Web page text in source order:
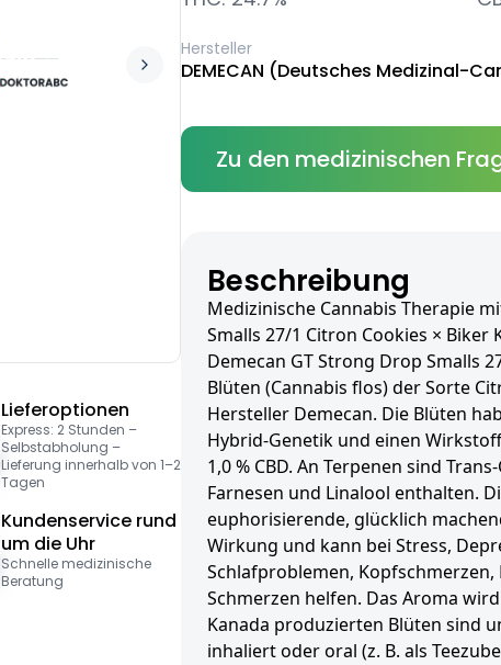
Lieferoptionen
Express: 2 Stunden –
Selbstabholung –
Lieferung innerhalb von 1–2
Tagen
Kundenservice rund
um die Uhr
Schnelle medizinische
Beratung
Hersteller
DEMECAN (Deutsches Medizinal-
Zu den medizinischen
Beschreibung
Medizinische Cannabis Therapie
Smalls 27/1 Citron Cookies × Biker
Demecan GT Strong Drop Smalls
Blüten (Cannabis flos) der Sorte
Hersteller Demecan. Die Blüten
Hybrid-Genetik und einen
1,0 % CBD. An Terpenen sind
Farnesen und Linalool enthalten.
euphorisierende, glücklich
Wirkung und kann bei Stress,
Schlafproblemen,
Schmerzen helfen. Das Aroma
Kanada produzierten Blüten sind
inhaliert oder oral (z. B. als